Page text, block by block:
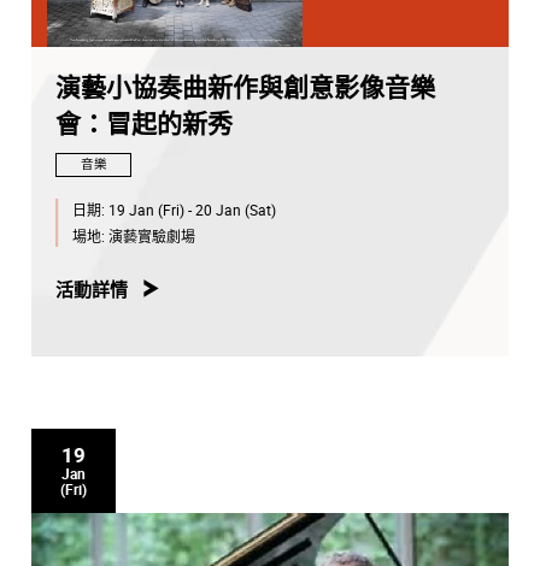
演藝小協奏曲新作與創意影像音樂
會：冒起的新秀
音樂
日期: 19 Jan (Fri) - 20 Jan (Sat)
場地: 演藝實驗劇場
活動詳情
19
Jan
(Fri)